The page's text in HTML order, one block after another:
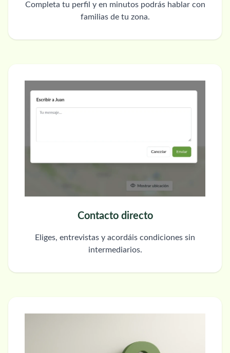
Completa tu perfil y en minutos podrás hablar con
familias de tu zona.
Contacto directo
Eliges, entrevistas y acordáis condiciones sin
intermediarios.